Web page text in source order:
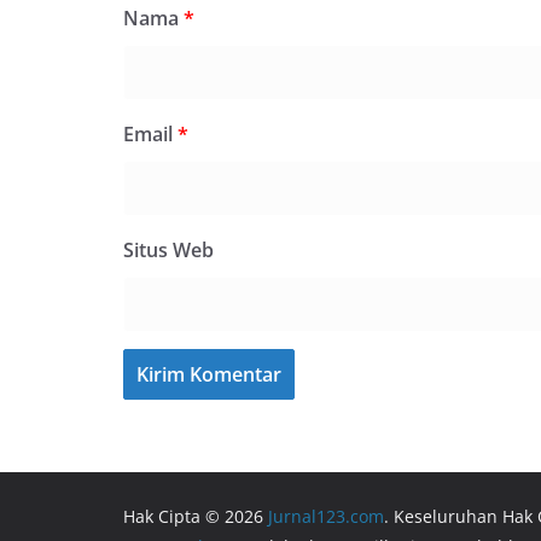
Nama *
Email*
Situs Web
Hak Cipta © 2026 Jurnal123.com. Keseluruhan Hak